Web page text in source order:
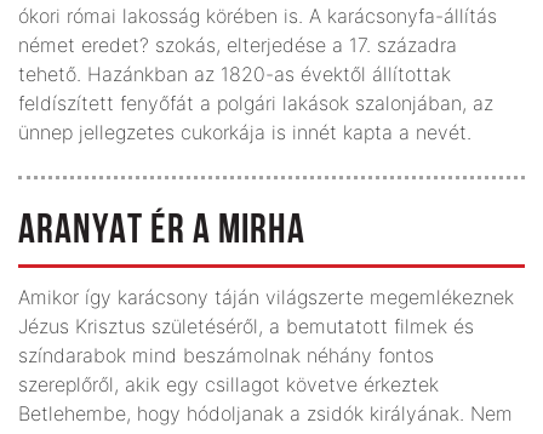
ókori római lakosság körében is. A karácsonyfa-állítás
német eredet? szokás, elterjedése a 17. századra
tehető. Hazánkban az 1820-as évektől állítottak
feldíszített fenyőfát a polgári lakások szalonjában, az
ünnep jellegzetes cukorkája is innét kapta a nevét.
ARANYAT ÉR A MIRHA
Amikor így karácsony táján világszerte megemlékeznek
Jézus Krisztus születéséről, a bemutatott filmek és
színdarabok mind beszámolnak néhány fontos
szereplőről, akik egy csillagot követve érkeztek
Betlehembe, hogy hódoljanak a zsidók királyának. Nem